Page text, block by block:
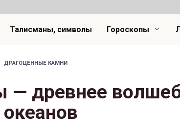
Талисманы, символы Гороскопы
ДРАГОЦЕННЫЕ КАМНИ
— древнее